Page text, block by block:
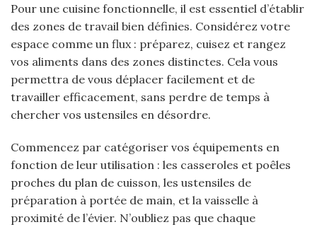
Pour une cuisine fonctionnelle, il est essentiel d’établir
des zones de travail bien définies. Considérez votre
espace comme un flux : préparez, cuisez et rangez
vos aliments dans des zones distinctes. Cela vous
permettra de vous déplacer facilement et de
travailler efficacement, sans perdre de temps à
chercher vos ustensiles en désordre.
Commencez par catégoriser vos équipements en
fonction de leur utilisation : les casseroles et poêles
proches du plan de cuisson, les ustensiles de
préparation à portée de main, et la vaisselle à
proximité de l’évier. N’oubliez pas que chaque